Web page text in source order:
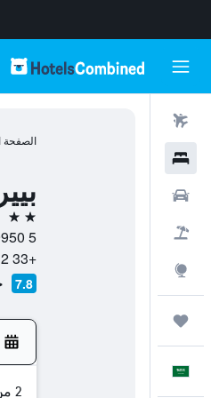
الصفحة
2 نجمتين
5 Bis Corniche De La Plage, 29950, بينوديه, منطقة بريتاني, فرنسا
+33 2 98 66 27 84
7.8
2 من الضيوف، غرفة واحدة